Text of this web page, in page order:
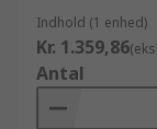
Indhold (1 enhed)
Kr. 1.359,86
Antal